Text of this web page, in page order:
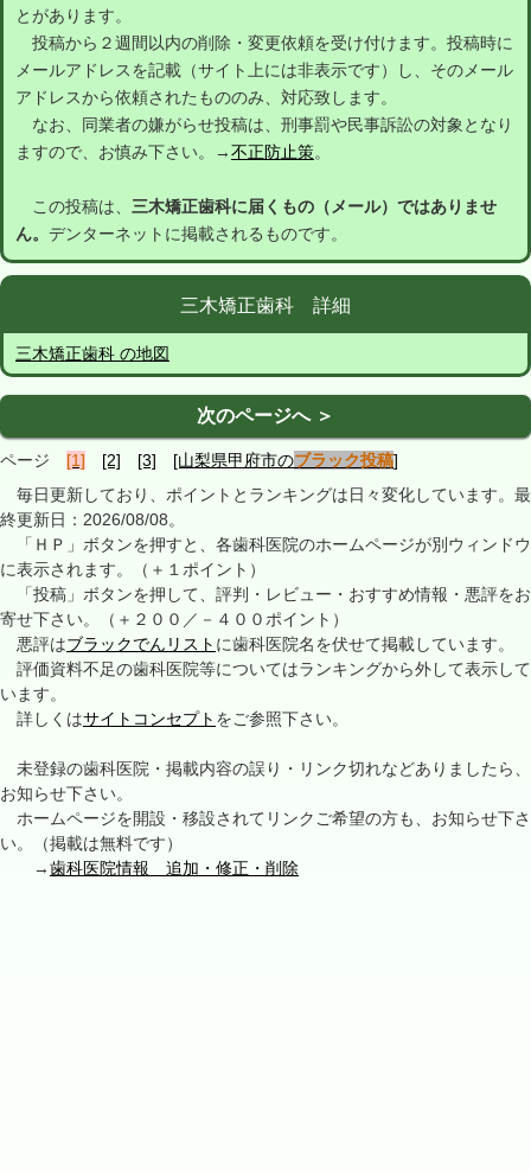
とがあります。
投稿から２週間以内の削除・変更依頼を受け付けます。投稿時に
メールアドレスを記載（サイト上には非表示です）し、そのメール
アドレスから依頼されたもののみ、対応致します。
なお、同業者の嫌がらせ投稿は、刑事罰や民事訴訟の対象となり
ますので、お慎み下さい。→不正防止策。
この投稿は、 三木矯正歯科に届くもの（メール）ではありませ
ん。 デンターネットに掲載されるものです。
三木矯正歯科 詳細
三木矯正歯科 の地図
次のページへ ＞
ページ [1] [2] [3] [山梨県甲府市のブラック投稿]
毎日更新しており、ポイントとランキングは日々変化しています。最
終更新日：2026/08/08。
「ＨＰ」ボタンを押すと、各歯科医院のホームページが別ウィンドウ
に表示されます。（＋１ポイント）
「投稿」ボタンを押して、評判・レビュー・おすすめ情報・悪評をお
寄せ下さい。（＋２００／－４００ポイント）
悪評はブラックでんリスト に歯科医院名を伏せて掲載しています。
評価資料不足の歯科医院等についてはランキングから外して表示して
います。
詳しくはサイトコンセプト をご参照下さい。
未登録の歯科医院・掲載内容の誤り・リンク切れなどありましたら、
お知らせ下さい。
ホームページを開設・移設されてリンクご希望の方も、お知らせ下さ
い。（掲載は無料です）
→歯科医院情報 追加・修正・削除